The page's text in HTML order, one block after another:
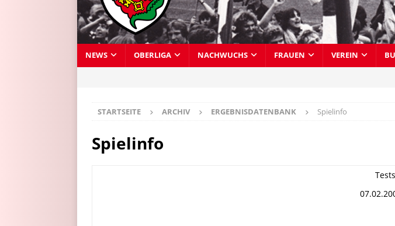
NEWS OBERLIGA NACHWUCHS FRAUEN VEREIN
STARTSEITE ARCHIV ERGEBNISDATENBANK Spielinfo
Spielinfo